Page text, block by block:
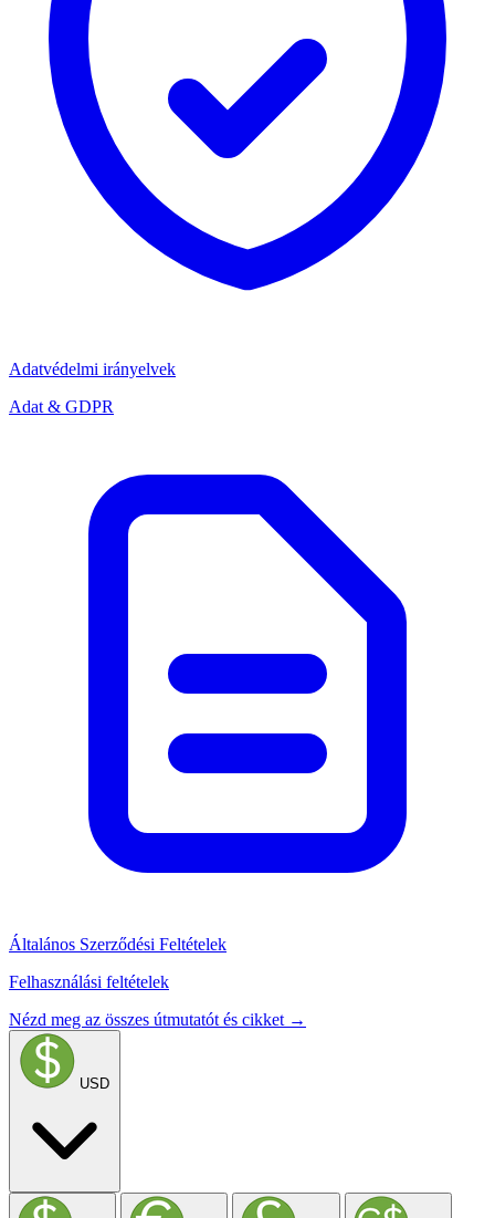
Adatvédelmi irányelvek
Adat & GDPR
Általános Szerződési Feltételek
Felhasználási feltételek
Nézd meg az összes útmutatót és cikket →
USD